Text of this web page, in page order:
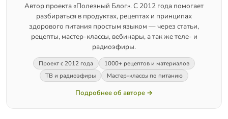
Автор проекта «Полезный Блог». С 2012 года помогает
разбираться в продуктах, рецептах и принципах
здорового питания простым языком — через статьи,
рецепты, мастер-классы, вебинары, а так же теле- и
радиоэфиры.
Проект с 2012 года
1000+ рецептов и материалов
ТВ и радиоэфиры
Мастер-классы по питанию
Подробнее об авторе →